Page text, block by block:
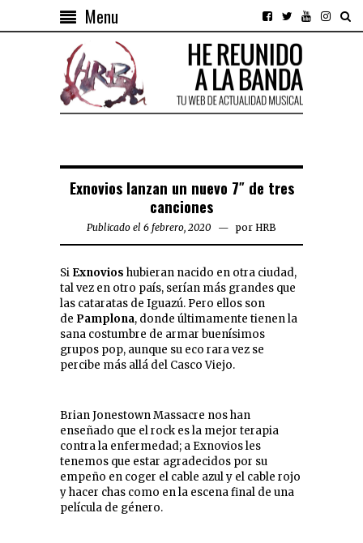
Menu
Exnovios lanzan un nuevo 7″ de tres
canciones
Publicado el 6 febrero, 2020 por HRB
Si Exnovios hubieran nacido en otra ciudad,
tal vez en otro país, serían más grandes que
las cataratas de Iguazú. Pero ellos son
de Pamplona, donde últimamente tienen la
sana costumbre de armar buenísimos
grupos pop, aunque su eco rara vez se
percibe más allá del Casco Viejo.
Brian Jonestown Massacre nos han
enseñado que el rock es la mejor terapia
contra la enfermedad; a Exnovios les
tenemos que estar agradecidos por su
empeño en coger el cable azul y el cable rojo
y hacer chas como en la escena final de una
película de género.